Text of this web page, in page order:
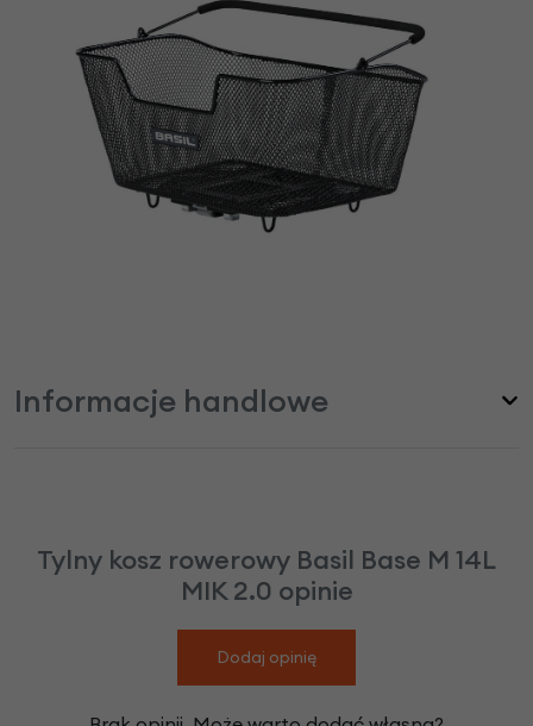
Informacje handlowe
Tylny kosz rowerowy Basil Base M 14L
MIK 2.0 opinie
Dodaj opinię